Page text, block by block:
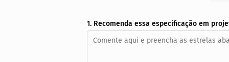
1. Recomenda essa especificação em